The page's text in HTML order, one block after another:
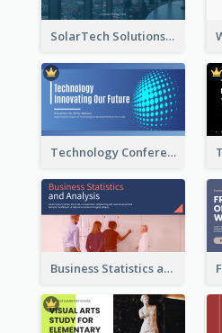
SolarTech Solutions Company Overview
Technology Conference Presentation
Business Statistics and Analysis Presentation